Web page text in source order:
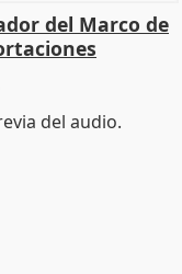
del Marco de